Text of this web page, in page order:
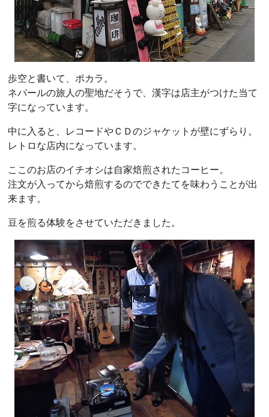
歩空と書いて、ポカラ。
ネパールの旅人の聖地だそうで、漢字は店主がつけた当て
字になっています。
中に入ると、レコードやＣＤのジャケットが壁にずらり。
レトロな店内になっています。
ここのお店のイチオシは自家焙煎されたコーヒー。
注文が入ってから焙煎するのでできたてを味わうことが出
来ます。
豆を煎る体験をさせていただきました。